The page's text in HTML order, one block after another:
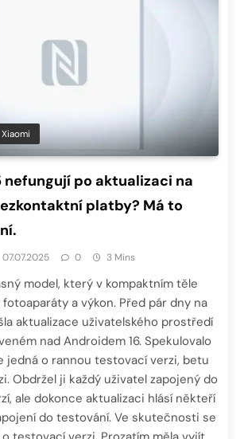
Xiaomi
nefungují po aktualizaci na
platby? Má to
07.07.2025 0 3 Mins
model, který v kompaktním těle
a výkon. Před pár dny na
aktualizace uživatelského prostředí
nad Androidem 16. Spekulovalo
jedná o rannou testovací verzi, betu
Obdržel ji každý uživatel zapojený do
ale dokonce aktualizaci hlásí někteří
do testování. Ve skutečnosti se